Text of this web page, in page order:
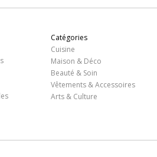
Catégories
Cuisine
Maison & Déco
Beauté & Soin
Vêtements & Accessoires
Arts & Culture